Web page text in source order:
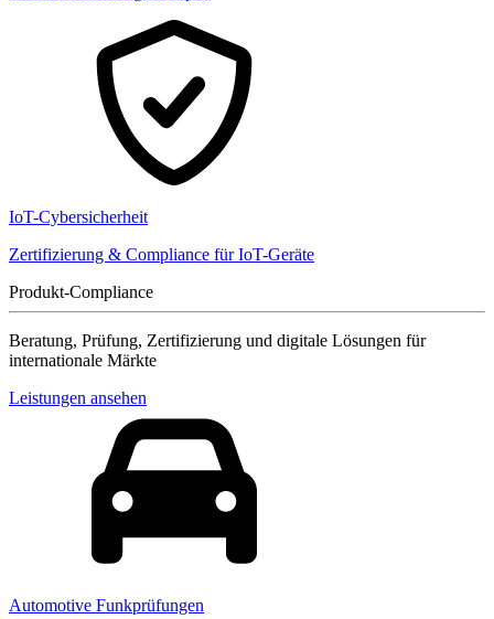
IoT-Cybersicherheit
Zertifizierung & Compliance für IoT-Geräte
Produkt-Compliance
Beratung, Prüfung, Zertifizierung und digitale Lösungen für
internationale Märkte
Leistungen ansehen
Automotive Funkprüfungen